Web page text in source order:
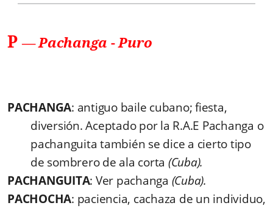
P—Pachanga -Puro
PACHANGA: antiguo baile cubano; fiesta,
diversión. Aceptado por la R.A.E Pachanga o
pachanguita también se dice a cierto tipo
de sombrero de ala corta (Cuba).
PACHANGUITA: Ver pachanga (Cuba).
PACHOCHA: paciencia, cachaza de un individuo,